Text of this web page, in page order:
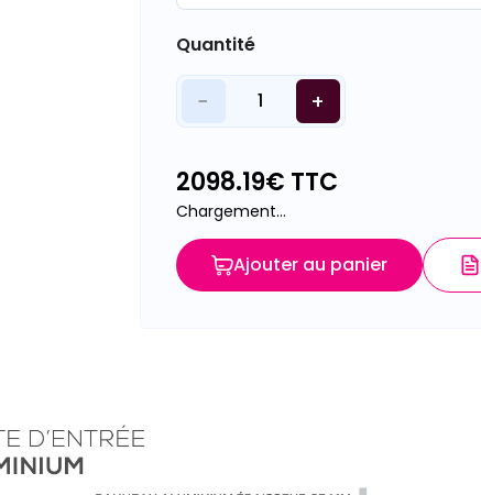
Quantité
− 1 +
2098.19€ TTC
Chargement...
Ajouter au panier